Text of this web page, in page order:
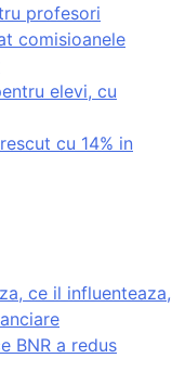
profesori
comisioanele
elevi, cu
cu 14% in
ce il influenteaza,
BNR a redus